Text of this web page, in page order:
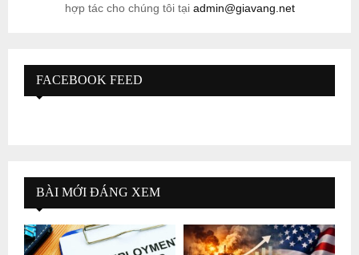
hợp tác cho chúng tôi tại admin@giavang.net
FACEBOOK FEED
BÀI MỚI ĐÁNG XEM